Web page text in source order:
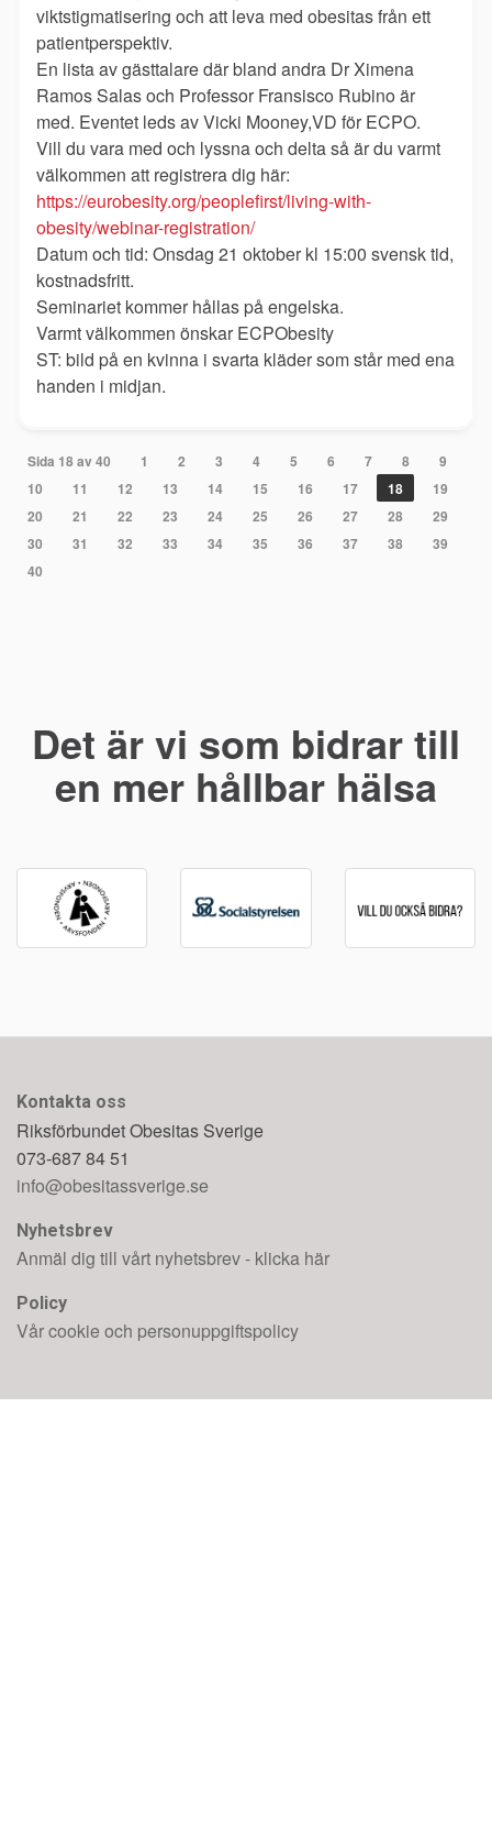
viktstigmatisering och att leva med obesitas från ett
patientperspektiv.
En lista av gästtalare där bland andra Dr Ximena
Ramos Salas och Professor Fransisco Rubino är
med. Eventet leds av Vicki Mooney,VD för ECPO.
Vill du vara med och lyssna och delta så är du varmt
välkommen att registrera dig här:
https://eurobesity.org/peoplefirst/living-with-
obesity/webinar-registration/
Datum och tid: Onsdag 21 oktober kl 15:00 svensk tid,
kostnadsfritt.
Seminariet kommer hållas på engelska.
Varmt välkommen önskar ECPObesity
ST: bild på en kvinna i svarta kläder som står med ena
handen i midjan.
Sida 18 av 40 1 2 3 4 5 6 7 8
9
10
11 12 13 14 15 16 17 18
19
20
21 22 23 24 25 26 27 28
29
30
31 32 33 34 35 36 37 38
39
40
Det är vi som bidrar till
en mer hållbar hälsa
Kontakta oss
Riksförbundet Obesitas Sverige
073-687 84 51
info@obesitassverige.se
Nyhetsbrev
Anmäl dig till vårt nyhetsbrev - klicka här
Policy
Vår cookie och personuppgiftspolicy